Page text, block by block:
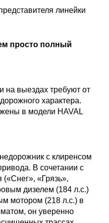
линейки
просто полный
на выездах требуют от
характера.
в модели HAVAL
с клиренсом
В сочетании с
«Грязь»,
дизелем (184 л.с.)
мотором (218 л.с.) в
он уверенно